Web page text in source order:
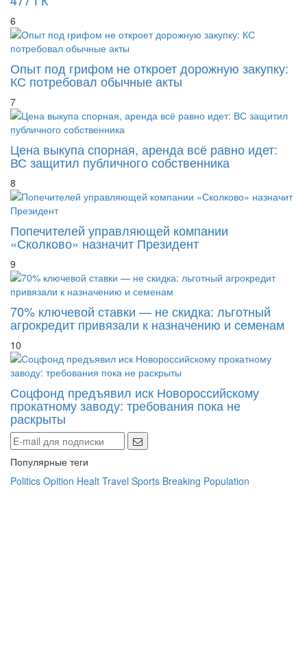
6
Опыт под грифом не откроет дорожную закупку:
КС потребовал обычные акты
7
Цена выкупа спорная, аренда всё равно идет:
ВС защитил публичного собственника
8
Попечителей управляющей компании
«Сколково» назначит Президент
9
70% ключевой ставки — не скидка: льготный
агрокредит привязали к назначению и семенам
10
Соцфонд предъявил иск Новороссийскому
прокатному заводу: требования пока не
раскрыты
Популярные теги
Politics Opition Healt